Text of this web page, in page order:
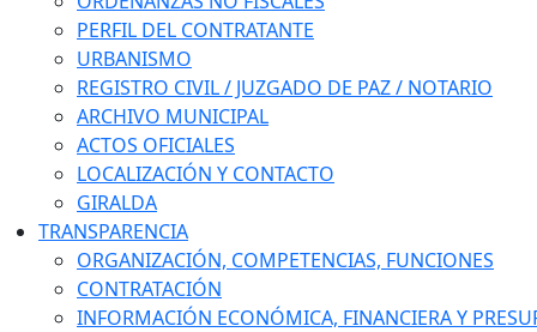
PERFIL DEL CONTRATANTE
URBANISMO
REGISTRO CIVIL / JUZGADO DE PAZ / NOTARIO
ARCHIVO MUNICIPAL
ACTOS OFICIALES
LOCALIZACIÓN Y CONTACTO
GIRALDA
TRANSPARENCIA
ORGANIZACIÓN, COMPETENCIAS, FUNCIONES
CONTRATACIÓN
INFORMACIÓN ECONÓMICA, FINANCIERA Y